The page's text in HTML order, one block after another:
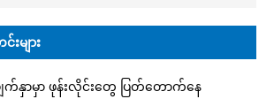
ျား
က်နှာမှာ ဖုန်းလိုင်းတွေ ပြတ်တောက်နေ